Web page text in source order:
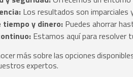
Los resultados son imparciales
tiempo y dinero: Puedes ahorrar
Estamos aquí para resolver
más sobre las opciones
expertos.